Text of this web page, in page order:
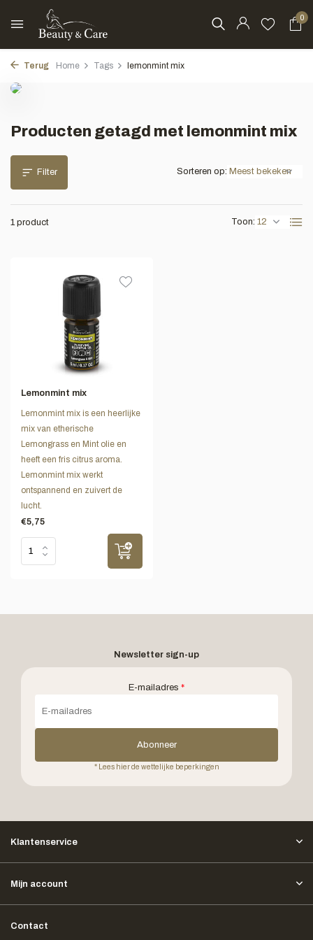
0
Terug Home Tags lemonmint mix
Producten getagd met lemonmint mix
Filter
1 product Toon:
Sorteren op:
Lemonmint mix
Lemonmint mix is een heerlijke
mix van etherische
Lemongrass en Mint olie en
heeft een fris citrus aroma.
Lemonmint mix werkt
ontspannend en zuivert de
lucht.
€5,75
Newsletter sign-up
E-mailadres *
Abonneer
* Lees hier de wettelijke beperkingen
Klantenservice
Mijn account
Contact